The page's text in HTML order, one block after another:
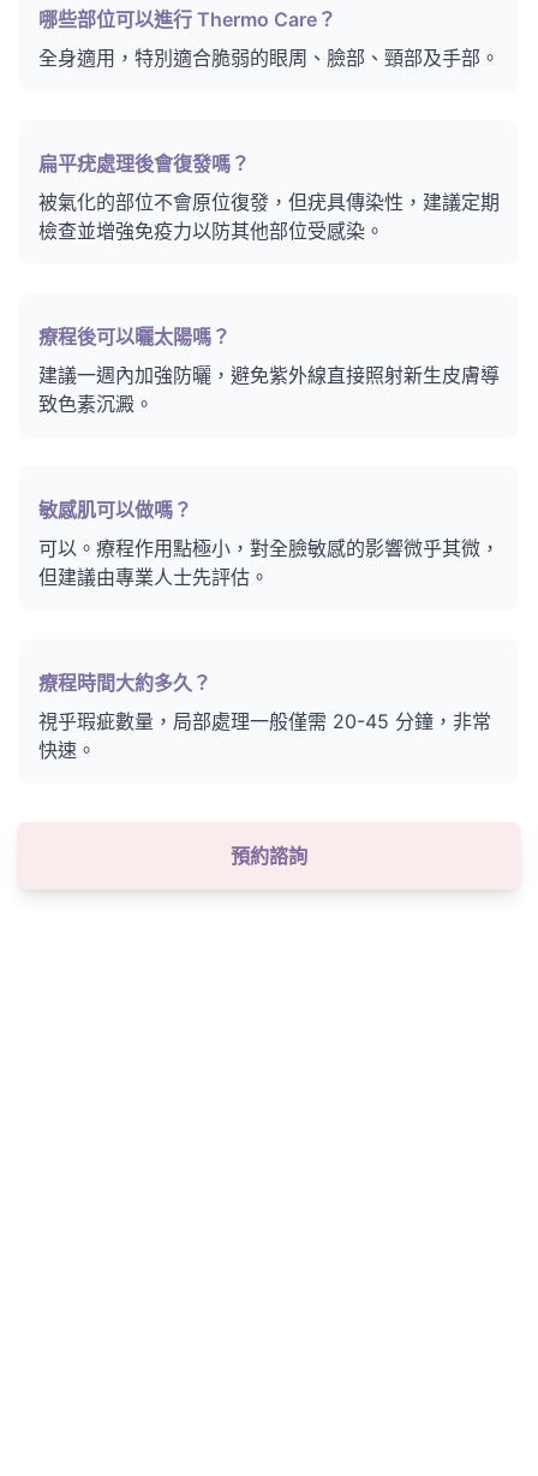
哪些部位可以進行 Thermo Care？
全身適用，特別適合脆弱的眼周、臉部、頸部及手部。
扁平疣處理後會復發嗎？
被氣化的部位不會原位復發，但疣具傳染性，建議定期
檢查並增強免疫力以防其他部位受感染。
療程後可以曬太陽嗎？
建議一週內加強防曬，避免紫外線直接照射新生皮膚導
致色素沉澱。
敏感肌可以做嗎？
可以。療程作用點極小，對全臉敏感的影響微乎其微，
但建議由專業人士先評估。
療程時間大約多久？
視乎瑕疵數量，局部處理一般僅需 20-45 分鐘，非常
快速。
預約諮詢